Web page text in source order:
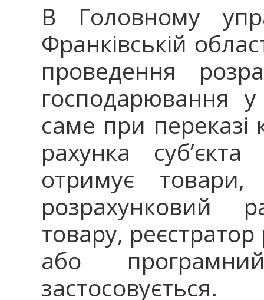
В Головному
Франківській
проведення
господарювання у
саме при переказі
рахунка
отримує
розрахунковий
товару,
або
застосовується.